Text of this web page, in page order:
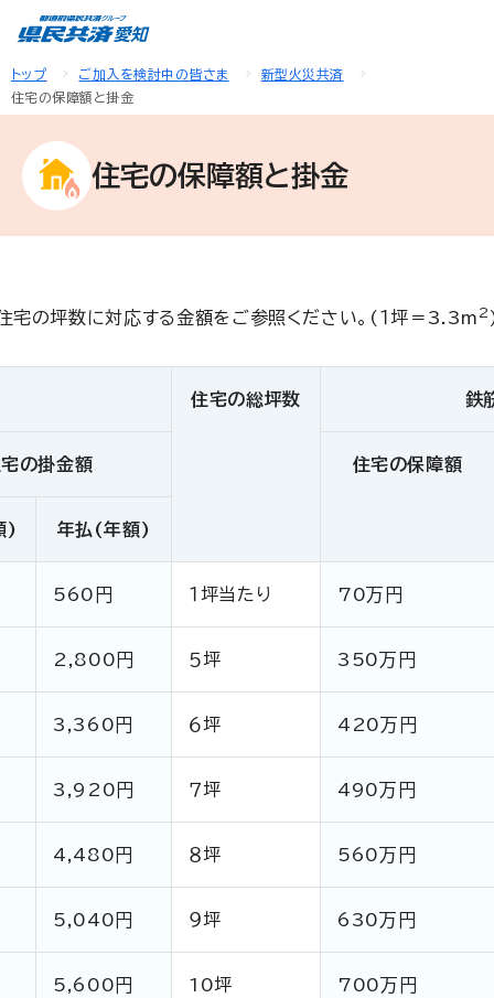
トップ ご加入を検討中の皆さま
新型火災共済
住宅の保障額と掛金
住宅の保障額と掛金
宅の坪数に対応する金額をご参照ください。(１坪＝3.3m 2
住宅の総坪数 鉄
の掛金額 住宅の保障額
) 年払(年額)
560円 １坪当たり 70万円
2,800円 ５坪 350万円
3,360円 ６坪 420万円
3,920円 ７坪 490万円
4,480円 ８坪 560万円
5,040円 ９坪 630万円
5,600円 10坪 700万円